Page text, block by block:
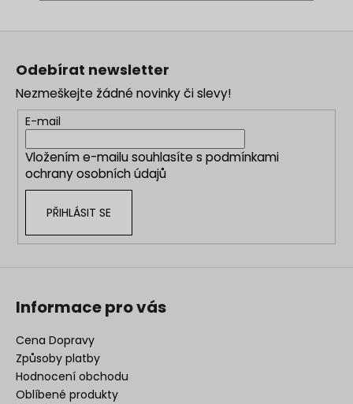
Odebírat newsletter
Nezmeškejte žádné novinky či slevy!
E-mail
Vložením e-mailu souhlasíte s podmínkami
ochrany osobních údajů
PŘIHLÁSIT SE
Informace pro vás
Cena Dopravy
Způsoby platby
Hodnocení obchodu
Oblíbené produkty